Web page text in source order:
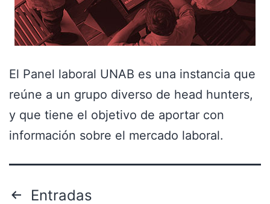
El Panel laboral UNAB es una instancia que
reúne a un grupo diverso de head hunters,
y que tiene el objetivo de aportar con
información sobre el mercado laboral.
Entradas